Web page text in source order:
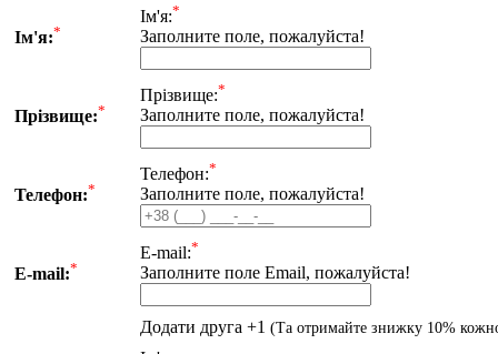
Iм'я:*
Iм'я:*
Заполните поле, пожалуйста!
Прiзвище:*
Прiзвище:*
Заполните поле, пожалуйста!
Телефон:*
Телефон:*
Заполните поле, пожалуйста!
E-mail:*
E-mail:*
Заполните поле Email, пожалуйста!
Додати друга +1 (Та отримайте знижку 10%